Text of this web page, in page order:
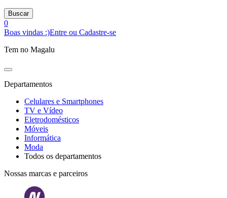
Buscar
0
Boas vindas :)Entre ou Cadastre-se
Tem no Magalu
Departamentos
Celulares e Smartphones
TV e Vídeo
Eletrodomésticos
Móveis
Informática
Moda
Todos os departamentos
Nossas marcas e parceiros